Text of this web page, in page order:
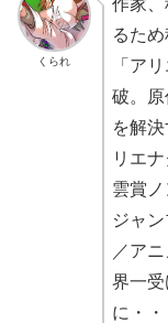
くられ
るた
「ア
破。
を解
リエ
雲賞
ジャ
／ア
界一
に・